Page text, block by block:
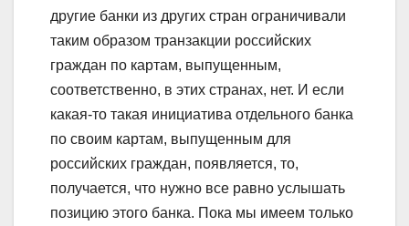
другие банки из других стран ограничивали
таким образом транзакции российских
граждан по картам, выпущенным,
соответственно, в этих странах, нет. И если
какая-то такая инициатива отдельного банка
по своим картам, выпущенным для
российских граждан, появляется, то,
получается, что нужно все равно услышать
позицию этого банка. Пока мы имеем только